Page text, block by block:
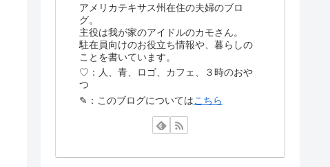
アメリカテキサス州在住の夫婦のブロ
グ。
主役は我が家のアイドルのカモさん。
駐在員向けのお役立ち情報や、暮らしの
ことを書いています。
♡：人、青、ロゴ、カフェ、３時のおや
つ
✎：このブログについてはこちら